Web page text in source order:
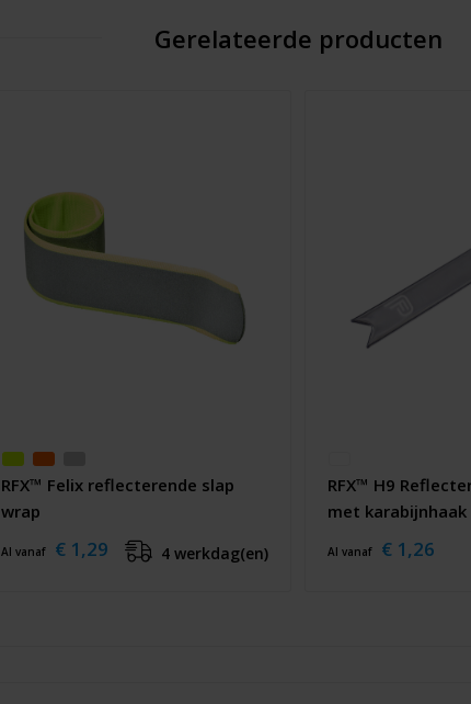
Gerelateerde producten
RFX™ Felix reflecterende slap
wrap
Al vanaf € 1,29 4 werkdag(en)
RFX™ H9
met karabijnhaak
Al vanaf € 1,26